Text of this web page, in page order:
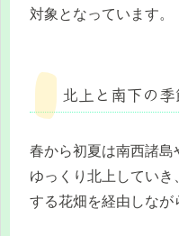
対象となっています。
北上と南下の
春から初夏は南西諸島
ゆっくり北上してい
する花畑を経由しなが